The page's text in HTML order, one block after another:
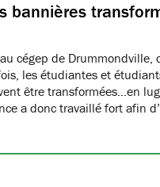
bannières
cégep de Drummondville,
les étudiantes et
être transformées…en
a donc travaillé fort afin